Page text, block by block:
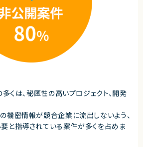
くは、秘匿性の高いプロジェクト、開発
機密情報が競合企業に流出しないよう、
と指導されている案件が多くを占めま